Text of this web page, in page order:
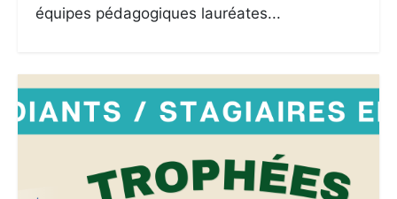
équipes pédagogiques lauréates...